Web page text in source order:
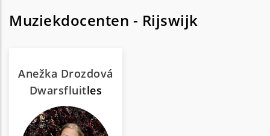
Muziekdocenten - Rijswijk
Anežka Drozdová
Dwarsfluitles